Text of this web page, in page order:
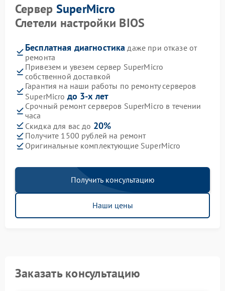
Сервер SuperMicro
Слетели настройки BIOS
Бесплатная диагностика даже при отказе от
ремонта
Привезем и увезем сервер SuperMicro
собственной доставкой
Гарантия на наши работы по ремонту серверов
SuperMicro до 3-х лет
Срочный ремонт серверов SuperMicro в течении
часа
Скидка для вас до 20%
Получите 1500 рублей на ремонт
Оригинальные комплектующие SuperMicro
Получить консультацию
Наши цены
Заказать консультацию